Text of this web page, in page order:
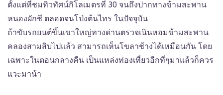
ตั้งแต่ที่ชมทิวทัศน์กิโลเมตรที่ 30 จนถึงปากทางข้ามสะพาน
หนองผักชี ตลอดจนโป่งต้นไทร ในปัจจุบัน
ถ้าขับรถยนต์ขึ้นเขาใหญ่ทางด่านตรวจเนินหอมข้ามสะพาน
คลองสามสิบไปแล้ว สามารถเห็นโขลาช้างได้เหมือนกัน โดย
เฉพาะในตอนกลางคืน เป็นแหล่งท่องเที่ยวอีกที่ๆมาแล้วก็ควร
แวะมาน้า